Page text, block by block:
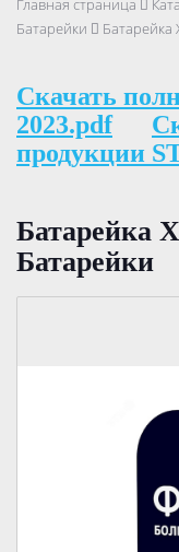
Главная страница
Батарейки
Скачать
2023.pdf
продукции
Батарейка
Батарейки